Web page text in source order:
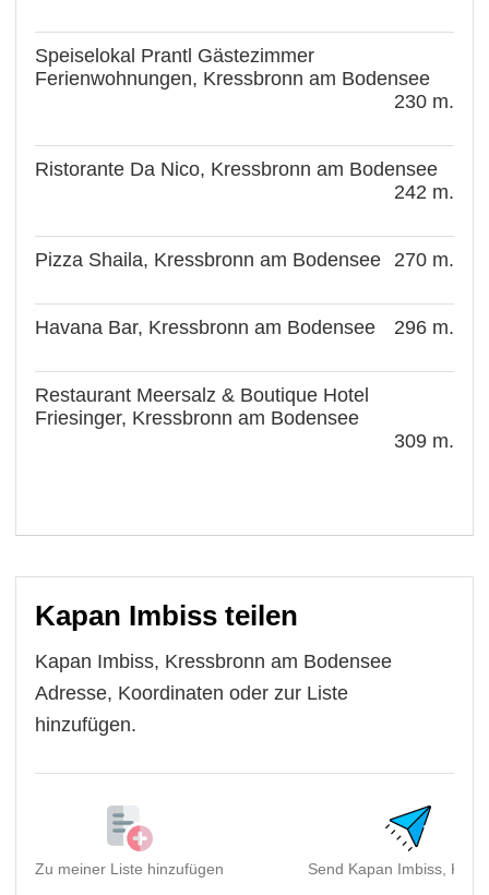
Speiselokal Prantl Gästezimmer
Ferienwohnungen, Kressbronn am Bodensee
230 m.
Ristorante Da Nico, Kressbronn am Bodensee
242 m.
Pizza Shaila, Kressbronn am Bodensee 270 m.
Havana Bar, Kressbronn am Bodensee 296 m.
Restaurant Meersalz & Boutique Hotel
Friesinger, Kressbronn am Bodensee
309 m.
Kapan Imbiss teilen
Kapan Imbiss, Kressbronn am Bodensee
Adresse, Koordinaten oder zur Liste
hinzufügen.
Zu meiner Liste hinzufügen Send Kapan Imbiss,